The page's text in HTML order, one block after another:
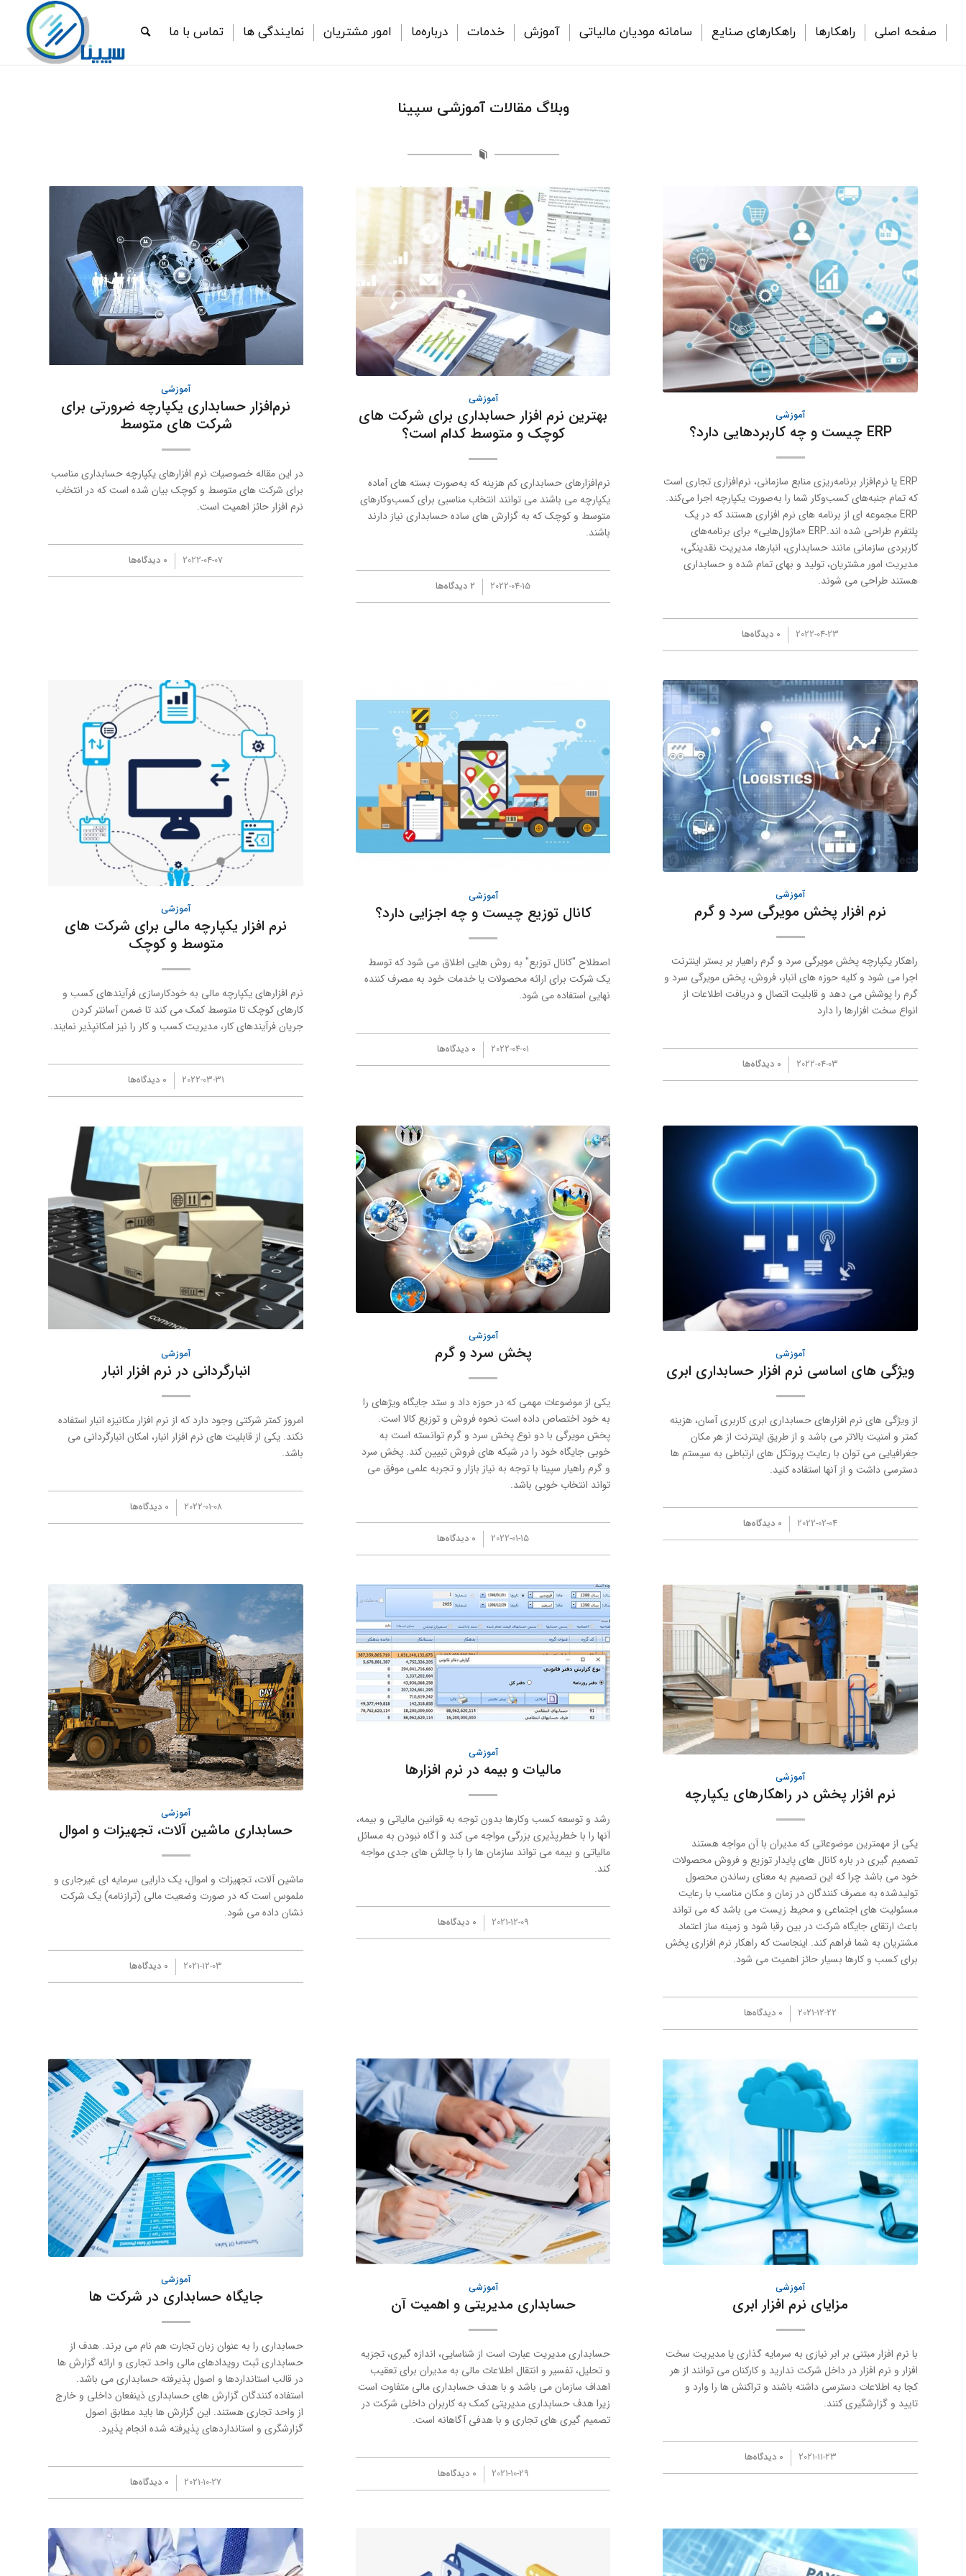
صفحه اصلی راهکارها راهکارهای صنایع سامانه مودیان مالیاتی آموزش خدمات درباره‌ما امور مشتریان نمایندگی ها تماس با ما
وبلاگ مقالات آموزشی سپینا
آموزشی
ERP چیست و چه کاربردهایی دارد؟
ERP یا نرم‌افزار برنامه‌ریزی منابع سازمانی، نرم‌افزاری تجاری است
که تمام جنبه‌های کسب‌وکار شما را به‌صورت یکپارچه اجرا می‌کند.
ERP مجموعه ای از برنامه های نرم افزاری هستند که در یک
پلتفرم طراحی شده اند.ERP «ماژول‌هایی» برای برنامه‌های
کاربردی سازمانی مانند حسابداری، انبارها، مدیریت نقدینگی،
مدیریت امور مشتریان، تولید و بهای تمام شده و حسابداری
هستند طراحی می شوند.
2022-04-23
/ 0 دیدگاه‌ها
آموزشی
بهترین نرم افزار حسابداری برای شرکت های
کوچک و متوسط کدام است؟
نرم‌افزارهای حسابداری کم هزینه که به‌صورت بسته های آماده
یکپارچه می باشند می توانند انتخاب مناسبی برای کسب‌وکارهای
متوسط و کوچک که به گزارش های ساده حسابداری نیاز دارند
باشند.
2022-04-15
/ 2 دیدگاه‌ها
آموزشی
نرم‌افزار حسابداری یکپارچه ضرورتی برای
شرکت های متوسط
در این مقاله خصوصیات نرم افزارهای یکپارچه حسابداری مناسب
برای شرکت های متوسط و کوچک بیان شده است که در انتخاب
نرم افزار حائز اهمیت است.
2022-04-07
/ 0 دیدگاه‌ها
آموزشی
نرم افزار پخش مویرگی سرد و گرم
راهکار یکپارچه پخش مویرگی سرد و گرم راهیار بر بستر اینترنت
اجرا می شود و کلیه حوزه های انبار، فروش، پخش مویرگی سرد و
گرم را پوشش می دهد و قابلیت اتصال و دریافت اطلاعات از
انواع سخت افزارها را دارد
2022-04-03
/ 0 دیدگاه‌ها
آموزشی
کانال توزیع چیست و چه اجزایی دارد؟
اصطلاح "کانال توزیع" به روش هایی اطلاق می شود که توسط
یک شرکت برای ارائه محصولات یا خدمات خود به مصرف کننده
نهایی استفاده می شود.
2022-04-01/ 0 دیدگاه‌ها
آموزشی
نرم افزار یکپارچه مالی برای شرکت های
متوسط و کوچک
نرم افزارهای یکپارچه مالی به خودکارسازی فرآیندهای کسب و
کارهای کوچک تا متوسط کمک می کند تا ضمن آسانتر کردن
جریان فرآیندهای کار، مدیریت کسب و کار را نیز امکانپذیر نمایند.
2022-03-31
/ 0 دیدگاه‌ها
آموزشی
ویژگی های اساسی نرم افزار حسابداری ابری
از ویژگی های نرم افزارهای حسابداری ابری كاربری آسان، هزینه
كمتر و امنیت بالاتر می باشد و از طریق اینترنت از هر مكان
جغرافیایی می توان با رعایت پروتكل های ارتباطی به سیستم ها
دسترسی داشت و از آنها استفاده کنید.
2022-02-04
/ 0 دیدگاه‌ها
آموزشی
پخش سرد و گرم
یکی از موضوعات مهمی که در حوزه داد و ستد جایگاه ویژه‎ای را
به خود اختصاص داده است نحوه فروش و توزیع کالا است.
پخش مویرگی با دو نوع پخش سرد و گرم توانسته است به
خوبی جایگاه خود را در شبکه های فروش تبیین کند. پخش سرد
و گرم راهیار سپینا با توجه به نیاز بازار و تجربه علمی موفق می
تواند انتخاب خوبی باشد.
2022-01-15/ 0 دیدگاه‌ها
آموزشی
انبارگردانی در نرم افزار انبار
امروز كمتر شركتی وجود دارد كه از نرم افزار مكانیزه انبار استفاده
نكند. یكی از قابلیت های نرم افزار انبار، امكان انبارگردانی می
باشد.
2022-01-08/ 0 دیدگاه‌ها
آموزشی
نرم افزار پخش در راهکارهای یکپارچه
یکی از مهمترین موضوعاتی که مدیران با آن مواجه هستند
تصمیم گیری در باره کانال های پایدار توزیع و فروش محصولات
خود می باشد چرا که این تصمیم به معنای رساندن محصول
تولیدشده به مصرف کنندگان در زمان و مکان مناسب با رعایت
مسئولیت های اجتماعی و محیط زیست می باشد که می تواند
باعث ارتقای جایگاه شرکت در بین رقبا شود و زمینه ساز اعتماد
مشتریان به شما فراهم کند. اینجاست که راهکار نرم افزاری پخش
برای کسب و کارها بسیار حائز اهمیت می شود.
2021-12-22/ 0 دیدگاه‌ها
آموزشی
مالیات و بیمه در نرم افزارها
رشد و توسعه كسب وكارها بدون توجه به قوانین مالیاتی و بیمه،
آنها را با خطرپذیری بزرگی مواجه می كند و آگاه نبودن به مسائل
مالیاتی و بیمه می تواند سازمان ها را با چالش های جدی مواجه
كند.
2021-12-09/ 0 دیدگاه‌ها
آموزشی
حسابداری ماشین آلات، تجهیزات و اموال
ماشین آلات، تجهیزات و اموال، یک دارایی سرمایه ای غیرجاری و
ملموس است که در صورت وضعیت مالی (ترازنامه) یک شرکت
نشان داده می شود.
2021-12-03/ 0 دیدگاه‌ها
آموزشی
مزایای نرم افزار ابری
با نرم افزار مبتنی بر ابر نیازی به سرمایه گذاری یا مدیریت سخت
افزار و نرم افزار در داخل شركت ندارید و کارکنان می توانند از هر
کجا به اطلاعات دسترسی داشته باشند و تراکنش ها را وارد و
تایید و گزارشگیری کنند.
2021-11-23/ 0 دیدگاه‌ها
آموزشی
حسابداری مدیریتی و اهمیت آن
حسابداری مدیریت عبارت است از شناسایی، اندازه گیری، تجزیه
و تحلیل، تفسیر و انتقال اطلاعات مالی به مدیران برای تعقیب
اهداف سازمان می باشد و با هدف حسابداری مالی متفاوت است
زیرا هدف حسابداری مدیریتی کمک به کاربران داخلی شرکت در
تصمیم گیری های تجاری و با هدفی آگاهانه است.
2021-10-29/ 0 دیدگاه‌ها
آموزشی
جایگاه حسابداری در شركت ها
حسابداری را به عنوان زبان تجارت هم نام می برند. هدف از
حسابداری ثبت رویدادهای مالی واحد تجاری و ارائه گزارش ها
در قالب استانداردها و اصول پذیرفته حسابداری می باشد.
استفاده كنندگان گزارش های حسابداری ذینفعان داخلی و خارج
از واحد تجاری هستند. این گزارش ها باید مطابق اصول
گزارشگری و استانداردهای پذیرفته شده انجام پذیرد.
2021-10-27/ 0 دیدگاه‌ها